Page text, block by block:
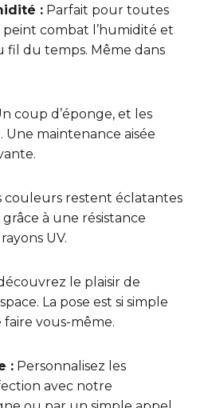
: Parfait pour toutes
peint combat l’humidité et
fil du temps. Même dans
coup d’éponge, et les
Une maintenance aisée
couleurs restent éclatantes
à une résistance
UV.
le plaisir de
La pose est si simple
vous-même.
: Personnalisez les
avec notre